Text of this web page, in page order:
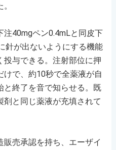
40mgペン0.4mLと同皮下
針が出ないようにする機能
投与できる。注射部位に押
けで、約10秒で全薬液が自
と終了を音で知らせる。既
と同じ薬液が充填されて
販売承認を持ち、エーザイ